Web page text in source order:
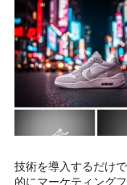
技術を導入するだけ
的にマーケティング